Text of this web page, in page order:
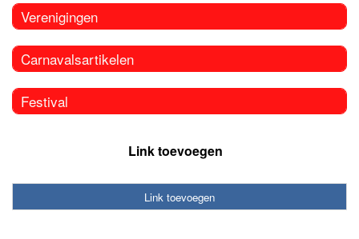
Verenigingen
Carnavalsartikelen
Festival
Link toevoegen
Link toevoegen